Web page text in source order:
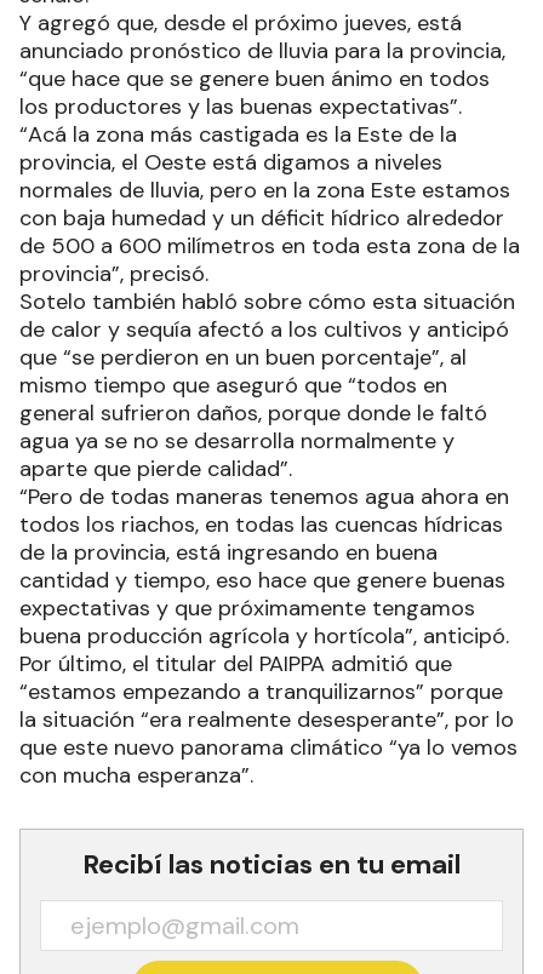
Y agregó que, desde el próximo jueves, está
anunciado pronóstico de lluvia para la provincia,
“que hace que se genere buen ánimo en todos
los productores y las buenas expectativas”.
“Acá la zona más castigada es la Este de la
provincia, el Oeste está digamos a niveles
normales de lluvia, pero en la zona Este estamos
con baja humedad y un déficit hídrico alrededor
de 500 a 600 milímetros en toda esta zona de la
provincia”, precisó.
Sotelo también habló sobre cómo esta situación
de calor y sequía afectó a los cultivos y anticipó
que “se perdieron en un buen porcentaje”, al
mismo tiempo que aseguró que “todos en
general sufrieron daños, porque donde le faltó
agua ya se no se desarrolla normalmente y
aparte que pierde calidad”.
“Pero de todas maneras tenemos agua ahora en
todos los riachos, en todas las cuencas hídricas
de la provincia, está ingresando en buena
cantidad y tiempo, eso hace que genere buenas
expectativas y que próximamente tengamos
buena producción agrícola y hortícola”, anticipó.
Por último, el titular del PAIPPA admitió que
“estamos empezando a tranquilizarnos” porque
la situación “era realmente desesperante”, por lo
que este nuevo panorama climático “ya lo vemos
con mucha esperanza”.
Recibí las noticias en tu email